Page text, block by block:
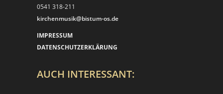
0541 318-211
kirchenmusik@bistum-os.de
IMPRESSUM
DATENSCHUTZERKLÄRUNG
AUCH INTERESSANT: